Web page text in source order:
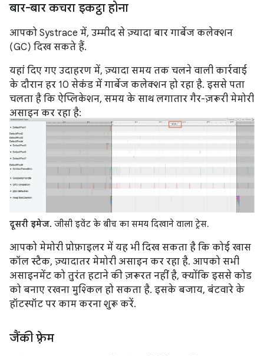
बार-बार कचरा इकट्ठा होना
आपको Systrace में, उम्मीद से ज़्यादा बार गार्बेज कलेक्शन
(GC) दिख सकते हैं.
यहां दिए गए उदाहरण में, ज़्यादा समय तक चलने वाली कार्रवाई
के दौरान हर 10 सेकंड में गार्बेज कलेक्शन हो रहा है. इससे पता
चलता है कि ऐप्लिकेशन, समय के साथ लगातार गैर-ज़रूरी मेमोरी
असाइन कर रहा है:
दूसरी इमेज. जीसी इवेंट के बीच का समय दिखाने वाला ट्रेस.
आपको मेमोरी प्रोफ़ाइलर में यह भी दिख सकता है कि कोई खास
कॉल स्टैक, ज़्यादातर मेमोरी असाइन कर रहा है. आपको सभी
असाइनमेंट को तुरंत हटाने की ज़रूरत नहीं है, क्योंकि इससे कोड
को बनाए रखना मुश्किल हो सकता है. इसके बजाय, बंटवारे के
हॉटस्पॉट पर काम करना शुरू करें.
जैंकी फ़्रेम